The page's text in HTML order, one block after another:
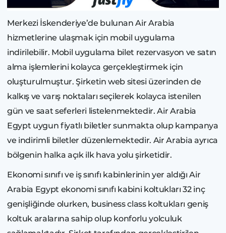
Merkezi İskenderiye’de bulunan Air Arabia
hizmetlerine ulaşmak için mobil uygulama
indirilebilir. Mobil uygulama bilet rezervasyon ve satın
alma işlemlerini kolayca gerçekleştirmek için
oluşturulmuştur. Şirketin web sitesi üzerinden de
kalkış ve varış noktaları seçilerek kolayca istenilen
gün ve saat seferleri listelenmektedir. Air Arabia
Egypt uygun fiyatlı biletler sunmakta olup kampanya
ve indirimli biletler düzenlemektedir. Air Arabia ayrıca
bölgenin halka açık ilk hava yolu şirketidir.
Ekonomi sınıfı ve iş sınıfı kabinlerinin yer aldığı Air
Arabia Egypt ekonomi sınıfı kabini koltukları 32 inç
genişliğinde olurken, business class koltukları geniş
koltuk aralarına sahip olup konforlu yolculuk